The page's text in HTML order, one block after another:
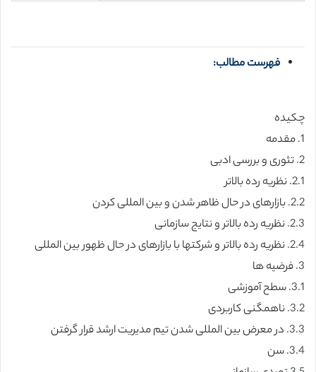
فهرست مطالب:
چکیده
1. مقدمه
2. تئوری و بررسی ادبی
2.1. نظریه رده بالاتر
2.2. بازارهای در حال ظاهر شدن و بین المللی کردن
2.3. نظریه رده بالاتر و نتایج سازمانی
2.4. نظریه رده بالاتر و شرکتها با بازارهای در حال ظهور بین المللی
3. فرضیه ها
3.1. سطح آموزشی
3.2. ناهمگنی کاربردی
3.3. در معرض بین المللی شدن تیم مدیریت ارشد قرار گرفتن
3.4. سن